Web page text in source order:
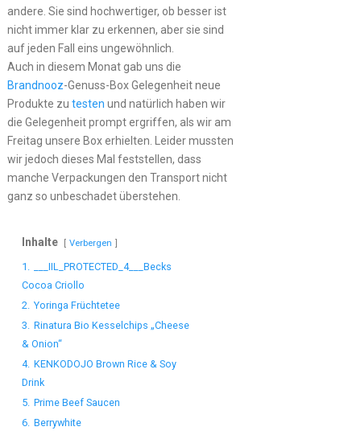
andere. Sie sind hochwertiger, ob besser ist
nicht immer klar zu erkennen, aber sie sind
auf jeden Fall eins ungewöhnlich.
Auch in diesem Monat gab uns die
Brandnooz-Genuss-Box Gelegenheit neue
Produkte zu testen und natürlich haben wir
die Gelegenheit prompt ergriffen, als wir am
Freitag unsere Box erhielten. Leider mussten
wir jedoch dieses Mal feststellen, dass
manche Verpackungen den Transport nicht
ganz so unbeschadet überstehen.
Inhalte Verbergen
1.
___IIL_PROTECTED_4___Becks
Cocoa Criollo
2. Yoringa Früchtetee
3. Rinatura Bio Kesselchips „Cheese
& Onion“
4. KENKODOJO Brown Rice & Soy
Drink
5. Prime Beef Saucen
6. Berrywhite